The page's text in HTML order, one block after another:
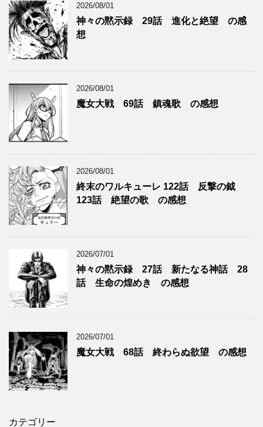
リ
ー
2026/08/01
神々の黙示録 29話 進化と絶望 の感
想
2026/08/01
魔女大戦 69話 鎮魂歌 の感想
2026/08/01
終末のワルキューレ 122話 反撃の鉞
123話 絶望の歌 の感想
2026/07/01
神々の黙示録 27話 新たなる神話 28
話 生命の煌めき の感想
2026/07/01
魔女大戦 68話 終わらぬ欲望 の感想
カテゴリー